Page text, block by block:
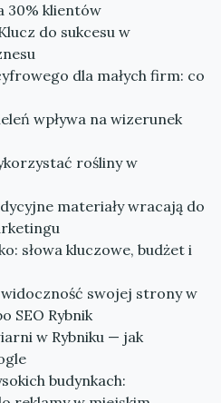
30% klientów
do sukcesu w
dla małych firm: co
wpływa na wizerunek
rośliny w
materiały wracają do
słowa kluczowe, budżet i
swojej strony w
SEO Rybnik
w Rybniku — jak
budynkach: